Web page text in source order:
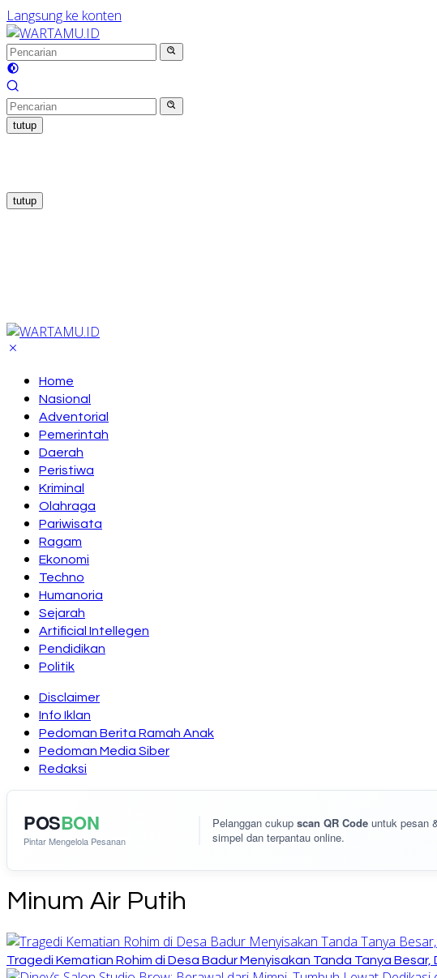
Langsung ke konten
tutup
tutup
Home
Nasional
Adventorial
Pemerintah
Daerah
Peristiwa
Kriminal
Olahraga
Pariwisata
Ragam
Ekonomi
Techno
Humanoria
Sejarah
Artificial Intellegen
Pendidikan
Politik
Disclaimer
Info Iklan
Pedoman Berita Ramah Anak
Pedoman Media Siber
Redaksi
POSBON
Pintar Mengelola Pesanan
Pelanggan cukup scan QR Code untuk pesan
simpel dan terpantau online.
Minum Air Putih
Tragedi Kematian Rohim di Desa Badur Menyisakan Tanda Tanya